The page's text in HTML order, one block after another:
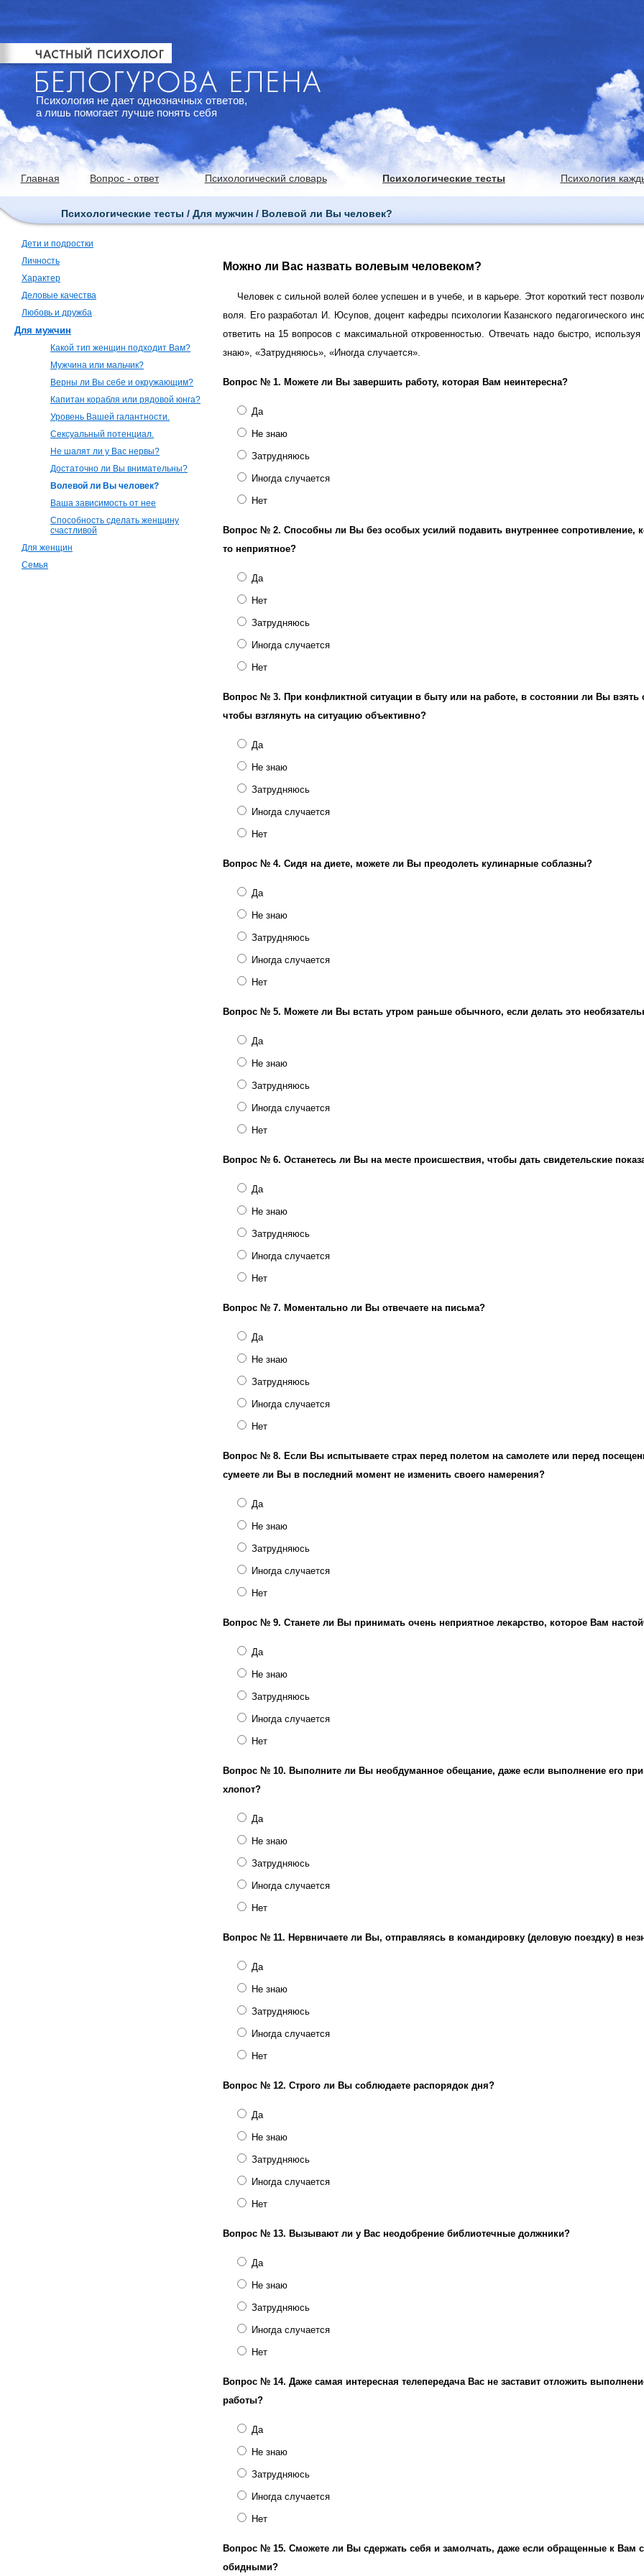
Психология не дает однозначных ответов,
а лишь помогает лучше понять себя
Главная Вопрос - ответ Психологический словарь Психологические тесты Психология
Психологические тесты / Для мужчин / Волевой ли Вы человек?
Дети и подростки
Личность
Характер
Деловые качества
Любовь и дружба
Для мужчин
Какой тип женщин подходит Вам?
Мужчина или мальчик?
Верны ли Вы себе и окружающим?
Капитан корабля или рядовой юнга?
Уровень Вашей галантности.
Сексуальный потенциал.
Не шалят ли у Вас нервы?
Достаточно ли Вы внимательны?
Волевой ли Вы человек?
Ваша зависимость от нее
Способность сделать женщину
счастливой
Для женщин
Семья
Можно ли Вас назвать волевым человеком?
Человек с сильной волей более успешен и в учебе, и в карьере. Этот короткий тест
воля. Его разработал И. Юсупов, доцент кафедры психологии Казанского педагогического
ответить на 15 вопросов с максимальной откровенностью. Отвечать надо быстро,
знаю», «Затрудняюсь», «Иногда случается».
Вопрос № 1. Можете ли Вы завершить работу, которая Вам неинтересна?
Да
Не знаю
Затрудняюсь
Иногда случается
Нет
Вопрос № 2. Способны ли Вы без особых усилий подавить внутреннее сопротивление,
то неприятное?
Да
Нет
Затрудняюсь
Иногда случается
Нет
Вопрос № 3. При конфликтной ситуации в быту или на работе, в состоянии ли Вы взять
чтобы взглянуть на ситуацию объективно?
Да
Не знаю
Затрудняюсь
Иногда случается
Нет
Вопрос № 4. Сидя на диете, можете ли Вы преодолеть кулинарные соблазны?
Да
Не знаю
Затрудняюсь
Иногда случается
Нет
Вопрос № 5. Можете ли Вы встать утром раньше обычного, если делать это
Да
Не знаю
Затрудняюсь
Иногда случается
Нет
Вопрос № 6. Останетесь ли Вы на месте происшествия, чтобы дать свидетельские
Да
Не знаю
Затрудняюсь
Иногда случается
Нет
Вопрос № 7. Моментально ли Вы отвечаете на письма?
Да
Не знаю
Затрудняюсь
Иногда случается
Нет
Вопрос № 8. Если Вы испытываете страх перед полетом на самолете или перед
сумеете ли Вы в последний момент не изменить своего намерения?
Да
Не знаю
Затрудняюсь
Иногда случается
Нет
Вопрос № 9. Станете ли Вы принимать очень неприятное лекарство, которое Вам
Да
Не знаю
Затрудняюсь
Иногда случается
Нет
Вопрос № 10. Выполните ли Вы необдуманное обещание, даже если выполнение его
хлопот?
Да
Не знаю
Затрудняюсь
Иногда случается
Нет
Вопрос № 11. Нервничаете ли Вы, отправляясь в командировку (деловую поездку) в
Да
Не знаю
Затрудняюсь
Иногда случается
Нет
Вопрос № 12. Строго ли Вы соблюдаете распорядок дня?
Да
Не знаю
Затрудняюсь
Иногда случается
Нет
Вопрос № 13. Вызывают ли у Вас неодобрение библиотечные должники?
Да
Не знаю
Затрудняюсь
Иногда случается
Нет
Вопрос № 14. Даже самая интересная телепередача Вас не заставит отложить
работы?
Да
Не знаю
Затрудняюсь
Иногда случается
Нет
Вопрос № 15. Сможете ли Вы сдержать себя и замолчать, даже если обращенные к Вам
обидными?